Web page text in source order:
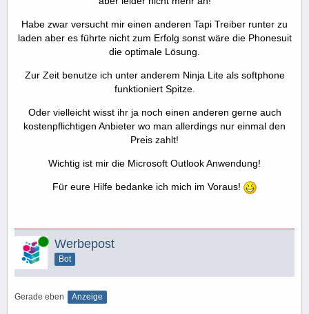
Habe zwar versucht mir einen anderen Tapi Treiber runter zu
laden aber es führte nicht zum Erfolg sonst wäre die Phonesuit
die optimale Lösung.
Zur Zeit benutze ich unter anderem Ninja Lite als softphone
funktioniert Spitze.
Oder vielleicht wisst ihr ja noch einen anderen gerne auch
kostenpflichtigen Anbieter wo man allerdings nur einmal den
Preis zahlt!
Wichtig ist mir die Microsoft Outlook Anwendung!
Für eure Hilfe bedanke ich mich im Voraus!
Online Werbepost
Bot
Gerade eben Anzeige